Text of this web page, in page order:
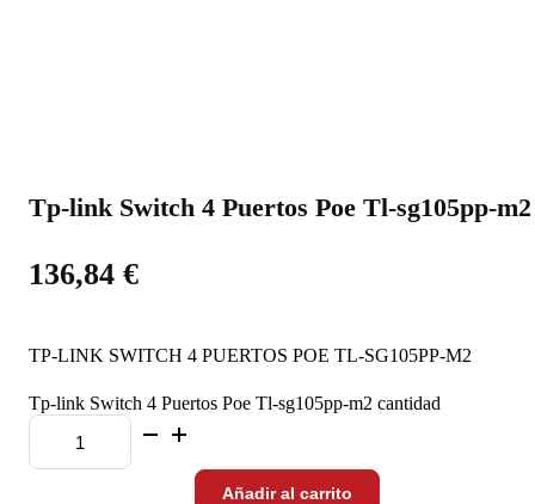
Tp-link Switch 4 Puertos Poe Tl-sg105pp-m2
136,84 €
TP-LINK SWITCH 4 PUERTOS POE TL-SG105PP-M2
Tp-link Switch 4 Puertos Poe Tl-sg105pp-m2 cantidad
Añadir al carrito